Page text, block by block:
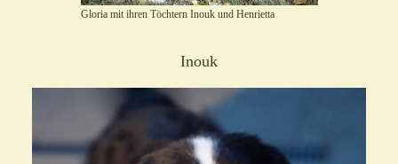
Gloria mit ihren Töchtern Inouk und Henrietta
Inouk